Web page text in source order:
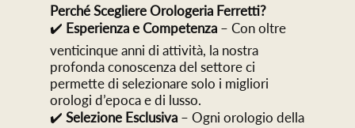
Perché Scegliere Orologeria Ferretti?
✔️ Esperienza e Competenza– Con oltre
venticinque anni di attività, la nostra
profonda conoscenza del settore ci
permette di selezionare solo i migliori
orologi d’epoca e di lusso.
✔️ Selezione Esclusiva– Ogni orologio della